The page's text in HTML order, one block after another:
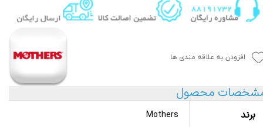
افزودن به علاقه مندی ها
محصول
برند Mothers